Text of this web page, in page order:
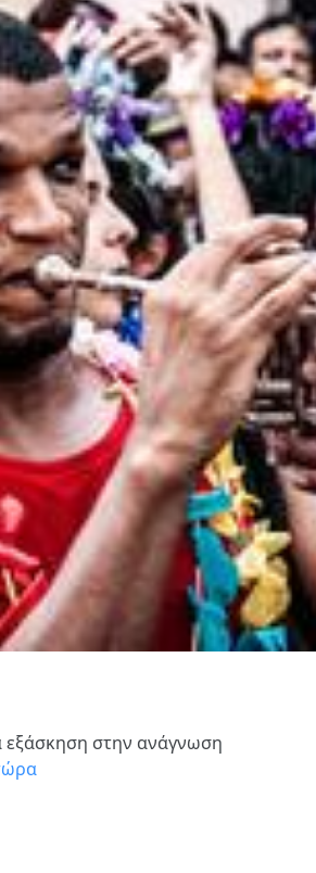
εξάσκηση στην ανάγνωση